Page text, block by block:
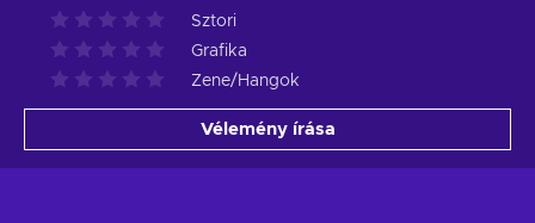
Sztori
Grafika
Zene/Hangok
Vélemény írása